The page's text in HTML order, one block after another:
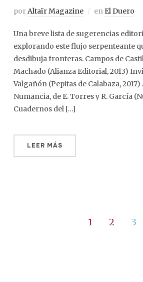
porAltaïr Magazine en El Duero
Una breve lista de sugerencias
explorando este flujo serpenteante
desdibuja fronteras. Campos de
Machado (Alianza Editorial, 2013)
Valgañón (Pepitas de Calabaza,
Numancia, de E. Torres y R. García
Cuadernos del […]
LEER MÁS
1 2 3